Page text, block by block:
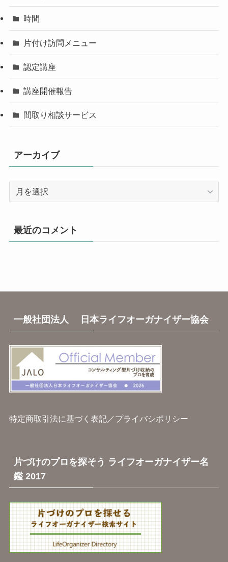
時間
片付け訪問メニュー
認定講座
講座開催報告
間取り相談サービス
アーカイブ
イ
最近のコメント
一般社団法人 日本ライフオーガナイザー協会
特定商取引法に基づく表記／プライバシポリシー
片づけのプロを探そう ライフオーガナイザー名
鑑 2017